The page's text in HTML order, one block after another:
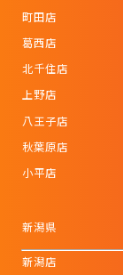
町田店
葛西店
北千住店
上野店
八王子店
秋葉原店
小平店
新潟県
新潟店